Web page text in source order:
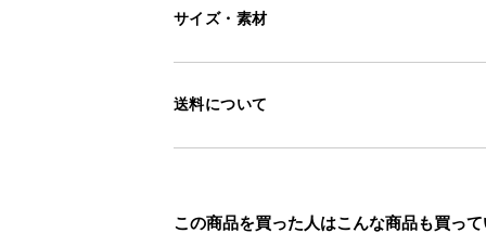
サイズ・素材
送料について
この商品を買った人はこんな商品も買っ